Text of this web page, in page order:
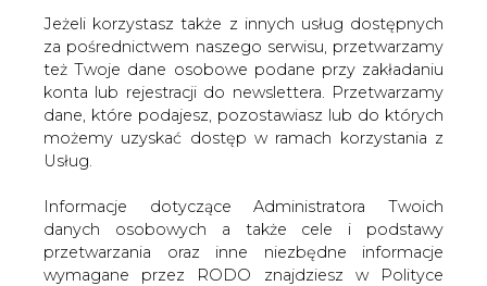
Jeżeli korzystasz także z innych usług dostępnych
za pośrednictwem naszego serwisu, przetwarzamy
też Twoje dane osobowe podane przy zakładaniu
konta lub rejestracji do newslettera. Przetwarzamy
dane, które podajesz, pozostawiasz lub do których
możemy uzyskać dostęp w ramach korzystania z
Usług.
Informacje dotyczące Administratora Twoich
danych osobowych a także cele i podstawy
przetwarzania oraz inne niezbędne informacje
wymagane przez RODO znajdziesz w Polityce
Strona główna ZIELONA GOSPODARKA /
Dzisiaj
pierwsze decyzje lokalizacyjne dla morskich farm
wiatrowych
drukuj
skomentuj
udostępnij